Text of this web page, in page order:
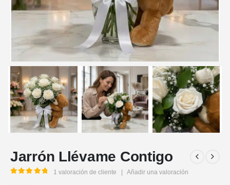
Jarrón Llévame Contigo
1 valoración de cliente | Añadir una valoración